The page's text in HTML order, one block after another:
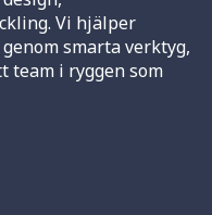
Vi hjälper
smarta verktyg,
team i ryggen som